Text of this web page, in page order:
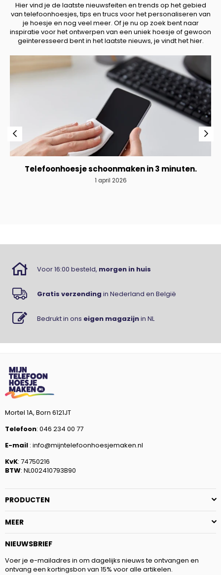
Hier vind je de laatste nieuwsfeiten en trends op het gebied
van telefoonhoesjes, tips en trucs voor het personaliseren van
je hoesje en nog veel meer. Of je nu op zoek bent naar
inspiratie voor het ontwerpen van een uniek hoesje of gewoon
geïnteresseerd bent in het laatste nieuws, je vindt het hier.
Telefoonhoesje schoonmaken in 3 minuten.
1 april 2026
Voor 16:00 besteld, morgen in huis
Gratis verzending in Nederland en België
Bedrukt in ons eigen magazijnin NL
Mortel 1A, Born 6121JT
Telefoon: 046 234 00 77
E-mail : info@mijntelefoonhoesjemaken.nl
KvK: 74750216
BTW: NL002410793B90
PRODUCTEN
MEER
NIEUWSBRIEF
Voer je e-mailadres in om dagelijks nieuws te ontvangen en
ontvang een kortingsbon van 15% voor alle artikelen.